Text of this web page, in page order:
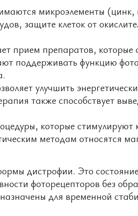
микроэлементы (цинк,
защите клеток от
прием препаратов, которые
поддерживать функцию
улучшить
также способствует
которые стимулируют
методам относятся
дистрофии. Это
фоторецепторов без
для временной